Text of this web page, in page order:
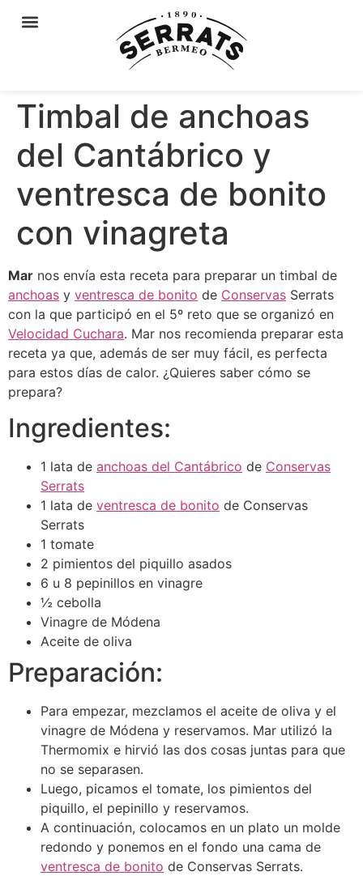
Timbal de anchoas
del Cantábrico y
ventresca de bonito
con vinagreta
Mar nos envía esta receta para preparar un timbal de
anchoas y ventresca de bonito de Conservas Serrats
con la que participó en el 5º reto que se organizó en
Velocidad Cuchara. Mar nos recomienda preparar esta
receta ya que, además de ser muy fácil, es perfecta
para estos días de calor. ¿Quieres saber cómo se
prepara?
Ingredientes:
1 lata de anchoas del Cantábrico de Conservas
Serrats
1 lata de ventresca de bonito de Conservas
Serrats
1 tomate
2 pimientos del piquillo asados
6 u 8 pepinillos en vinagre
½ cebolla
Vinagre de Módena
Aceite de oliva
Preparación:
Para empezar, mezclamos el aceite de oliva y el
vinagre de Módena y reservamos. Mar utilizó la
Thermomix e hirvió las dos cosas juntas para que
no se separasen.
Luego, picamos el tomate, los pimientos del
piquillo, el pepinillo y reservamos.
A continuación, colocamos en un plato un molde
redondo y ponemos en el fondo una cama de
ventresca de bonito de Conservas Serrats.